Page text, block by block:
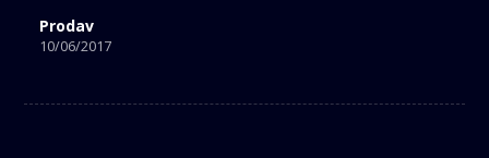
Prodav
10/06/2017